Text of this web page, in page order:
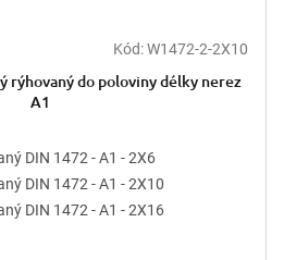
Kód:W1472-2-2X10
rýhovaný do poloviny délky nerez
A1
DIN 1472 - A1 - 2X6
DIN 1472 - A1 - 2X10
DIN 1472 - A1 - 2X16